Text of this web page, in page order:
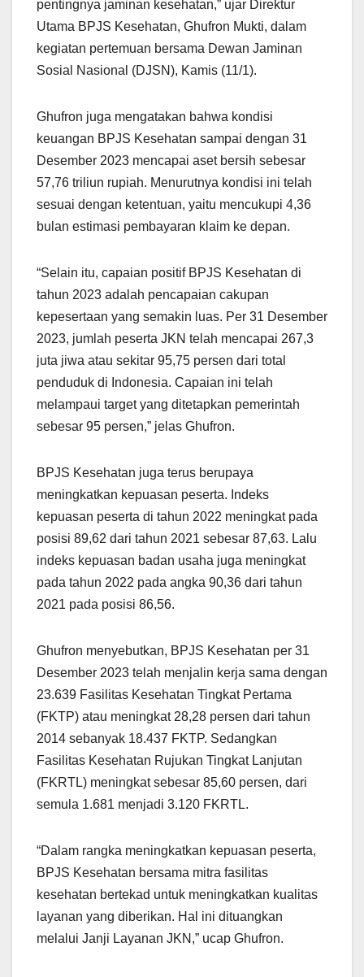
pentingnya jaminan kesehatan,” ujar Direktur
Utama BPJS Kesehatan, Ghufron Mukti, dalam
kegiatan pertemuan bersama Dewan Jaminan
Sosial Nasional (DJSN), Kamis (11/1).
Ghufron juga mengatakan bahwa kondisi
keuangan BPJS Kesehatan sampai dengan 31
Desember 2023 mencapai aset bersih sebesar
57,76 triliun rupiah. Menurutnya kondisi ini telah
sesuai dengan ketentuan, yaitu mencukupi 4,36
bulan estimasi pembayaran klaim ke depan.
“Selain itu, capaian positif BPJS Kesehatan di
tahun 2023 adalah pencapaian cakupan
kepesertaan yang semakin luas. Per 31 Desember
2023, jumlah peserta JKN telah mencapai 267,3
juta jiwa atau sekitar 95,75 persen dari total
penduduk di Indonesia. Capaian ini telah
melampaui target yang ditetapkan pemerintah
sebesar 95 persen,” jelas Ghufron.
BPJS Kesehatan juga terus berupaya
meningkatkan kepuasan peserta. Indeks
kepuasan peserta di tahun 2022 meningkat pada
posisi 89,62 dari tahun 2021 sebesar 87,63. Lalu
indeks kepuasan badan usaha juga meningkat
pada tahun 2022 pada angka 90,36 dari tahun
2021 pada posisi 86,56.
Ghufron menyebutkan, BPJS Kesehatan per 31
Desember 2023 telah menjalin kerja sama dengan
23.639 Fasilitas Kesehatan Tingkat Pertama
(FKTP) atau meningkat 28,28 persen dari tahun
2014 sebanyak 18.437 FKTP. Sedangkan
Fasilitas Kesehatan Rujukan Tingkat Lanjutan
(FKRTL) meningkat sebesar 85,60 persen, dari
semula 1.681 menjadi 3.120 FKRTL.
“Dalam rangka meningkatkan kepuasan peserta,
BPJS Kesehatan bersama mitra fasilitas
kesehatan bertekad untuk meningkatkan kualitas
layanan yang diberikan. Hal ini dituangkan
melalui Janji Layanan JKN,” ucap Ghufron.